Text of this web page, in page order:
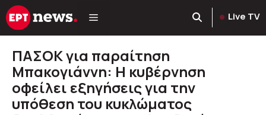
Μετάβαση
σε
Live TV
ΠΑΣΟΚ για παραίτηση
Μπακογιάννη: Η κυβέρνηση
οφείλει εξηγήσεις για την
υπόθεση του κυκλώματος